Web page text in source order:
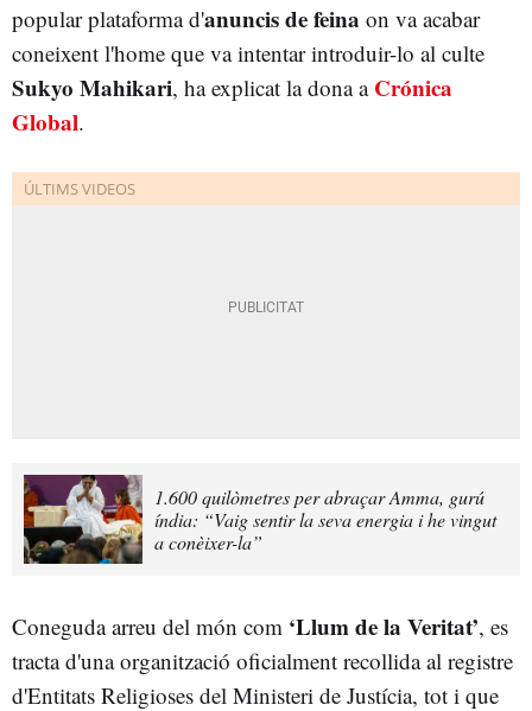
popular plataforma d'anuncis de feina on va acabar
coneixent l'home que va intentar introduir-lo al culte
Sukyo Mahikari, ha explicat la dona a Crónica
Global.
1.600 quilòmetres per abraçar Amma, gurú
índia: “Vaig sentir la seva energia i he vingut
a conèixer-la”
Coneguda arreu del món com ‘Llum de la Veritat’, es
tracta d'una organització oficialment recollida al registre
d'Entitats Religioses del Ministeri de Justícia, tot i que